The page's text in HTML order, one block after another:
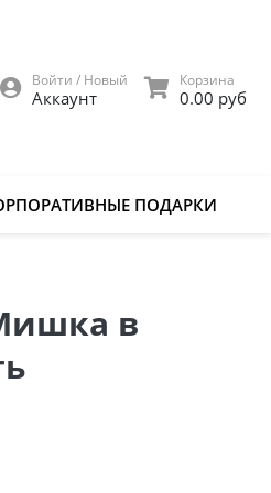
Войти / Новый
Аккаунт
Корзина
0.00 руб
ПОДАРКИ
в